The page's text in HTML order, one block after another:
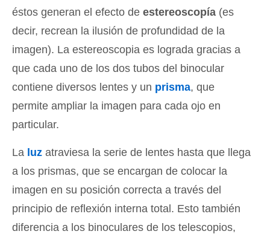
éstos generan el efecto de estereoscopía (es
decir, recrean la ilusión de profundidad de la
imagen). La estereoscopia es lograda gracias a
que cada uno de los dos tubos del binocular
contiene diversos lentes y un prisma, que
permite ampliar la imagen para cada ojo en
particular.
La luz atraviesa la serie de lentes hasta que llega
a los prismas, que se encargan de colocar la
imagen en su posición correcta a través del
principio de reflexión interna total. Esto también
diferencia a los binoculares de los telescopios,